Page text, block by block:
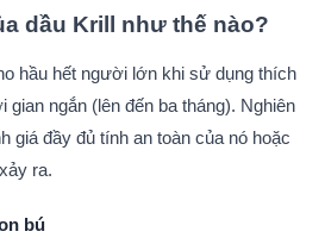
dầu Krill như thế nào?
hầu hết người lớn khi sử dụng thích
gian ngắn (lên đến ba tháng). Nghiên
giá đầy đủ tính an toàn của nó hoặc
ra.
bú